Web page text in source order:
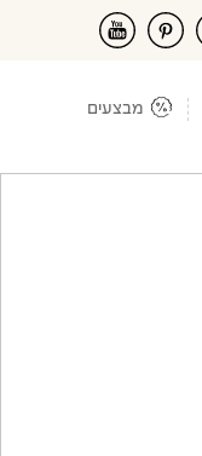
מבצעים